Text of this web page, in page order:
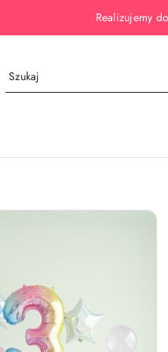
Realizujemy